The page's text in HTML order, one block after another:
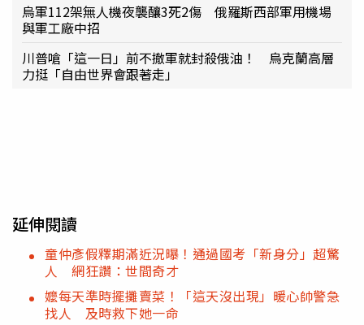
烏軍112架無人機夜襲釀3死2傷 俄羅斯西部軍用機場
與軍工廠中招
川普嗆「這一日」前不撤軍就封殺俄油！ 烏克蘭高層
力挺「自由世界會跟著走」
延伸閱讀
童仲彥假釋期滿近況曝！通過國考「新身分」超驚
人 網狂讚：世間奇才
嬤每天準時擺攤賣菜！「這天沒出現」暖心帥警急
找人 及時救下她一命